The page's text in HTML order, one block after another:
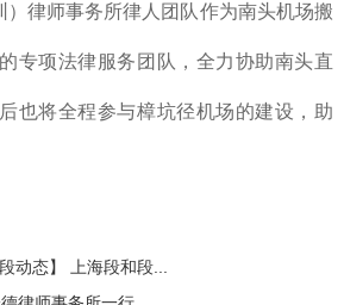
）律师事务所律人团队作为南头机场搬
专项法律服务团队，全力协助南头直
也将全程参与樟坑径机场的建设，助
动态】 上海段和段...